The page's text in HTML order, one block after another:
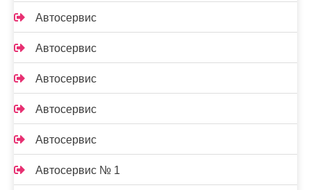
Автосервис
Автосервис
Автосервис
Автосервис
Автосервис
Автосервис № 1